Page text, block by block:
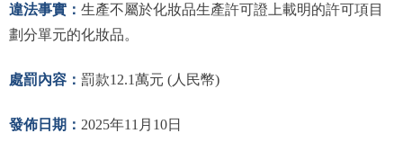
違法事實： 生產不屬於化妝品生產許可證上載明的許可項目
劃分單元的化妝品。
處罰內容： 罰款12.1萬元 (人民幣)
發佈日期： 2025年11月10日